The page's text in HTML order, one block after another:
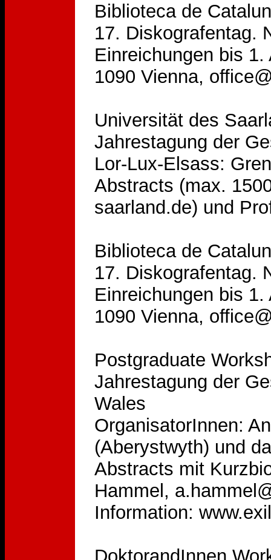
Biblioteca de
17. Diskografentag.
Einreichungen bis
1090 Vienna,
Universität des
Jahrestagung der
Lor-Lux-Elsass:
Abstracts (max.
saarland.de) und
Biblioteca de
17. Diskografentag.
Einreichungen bis
1090 Vienna,
Postgraduate
Jahrestagung der
Wales
OrganisatorInnen:
(Aberystwyth) und
Abstracts mit
Hammel,
Information: